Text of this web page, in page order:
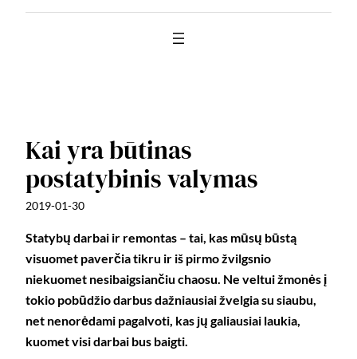
Kai yra būtinas
postatybinis valymas
2019-01-30
Statybų darbai ir remontas – tai, kas mūsų būstą
visuomet paverčia tikru ir iš pirmo žvilgsnio
niekuomet nesibaigsiančiu chaosu. Ne veltui žmonės į
tokio pobūdžio darbus dažniausiai žvelgia su siaubu,
net nenorėdami pagalvoti, kas jų galiausiai laukia,
kuomet visi darbai bus baigti.